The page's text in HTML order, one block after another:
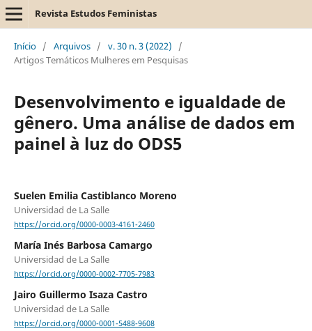
Revista Estudos Feministas
Início / Arquivos / v. 30 n. 3 (2022)
/
Artigos Temáticos Mulheres em Pesquisas
Desenvolvimento e igualdade de
gênero. Uma análise de dados em
painel à luz do ODS5
Suelen Emilia Castiblanco Moreno
Universidad de La Salle
https://orcid.org/0000-0003-4161-2460
María Inés Barbosa Camargo
Universidad de La Salle
https://orcid.org/0000-0002-7705-7983
Jairo Guillermo Isaza Castro
Universidad de La Salle
https://orcid.org/0000-0001-5488-9608